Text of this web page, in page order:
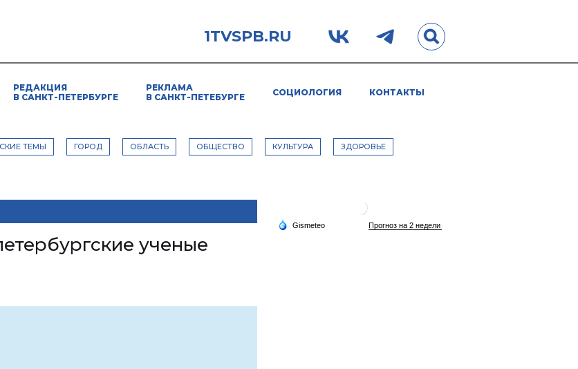
1TVSPB.RU
РЕДАКЦИЯ
В САНКТ-ПЕТЕРБУРГЕ
РЕКЛАМА
В САНКТ-ПЕТЕБУРГЕ
СОЦИОЛОГИЯ КОНТАКТЫ
ТЕМЫ ГОРОД ОБЛАСТЬ ОБЩЕСТВО КУЛЬТУРА ЗДОРОВЬЕ
ученые